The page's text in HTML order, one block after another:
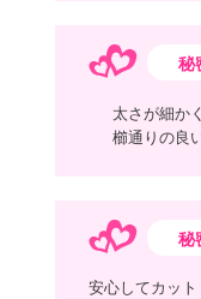
秘
太さが細か
櫛通りの良
秘
安心してカッ